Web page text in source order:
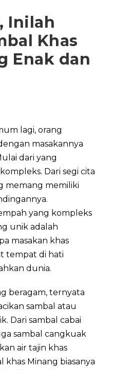
Inilah
Khas
Enak dan
lagi, orang
masakannya
dari yang
Dari segi cita
memang memiliki
yang kompleks
unik adalah
masakan khas
tempat di hati
dunia.
beragam, ternyata
sambal atau
Dari sambal cabai
sambal cangkuak
air tajin khas
khas Minang biasanya